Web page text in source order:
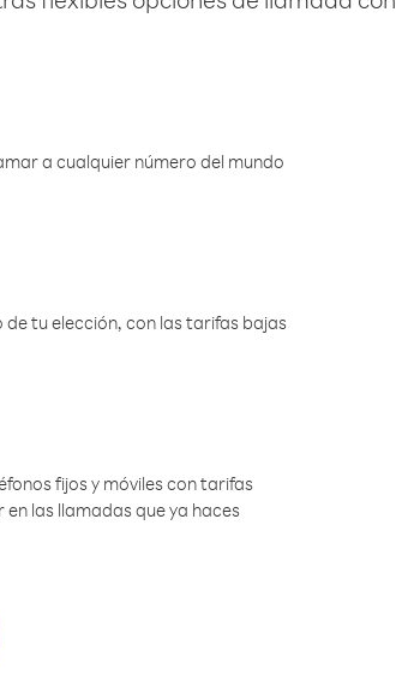
a cualquier número del mundo
tu elección, con las tarifas bajas
fijos y móviles con tarifas
las llamadas que ya haces